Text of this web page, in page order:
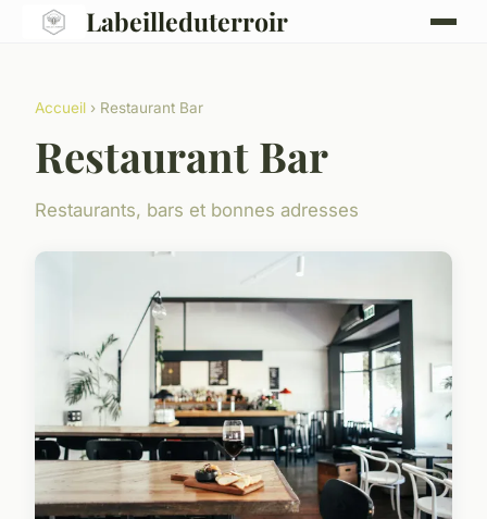
Labeilleduterroir
Accueil › Restaurant Bar
Restaurant Bar
Restaurants, bars et bonnes adresses